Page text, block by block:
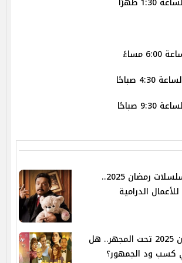
مساءً
صباحًا
صباحًا
مواعيد عرض مسلسلات رمضان 2025..
الدرامية
مسلسلات رمضان 2025 تحت المجهر.. هل
كسب ود الجمهور؟